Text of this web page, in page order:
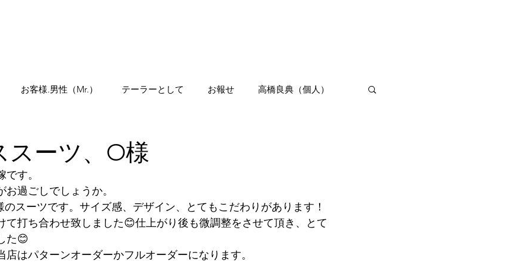
お客様.男性（Mr.） テーラーとして お報せ 高橋良典（個人）
スーツ、O様
す。
過ごしでしょうか。
スーツです。サイズ感、デザイン、とてもこだわりがあります！
て打ち合わせ致しました😊仕上がり後も微調整をさせて頂き、とて
た😊
店はパターンオーダーかフルオーダーになります。